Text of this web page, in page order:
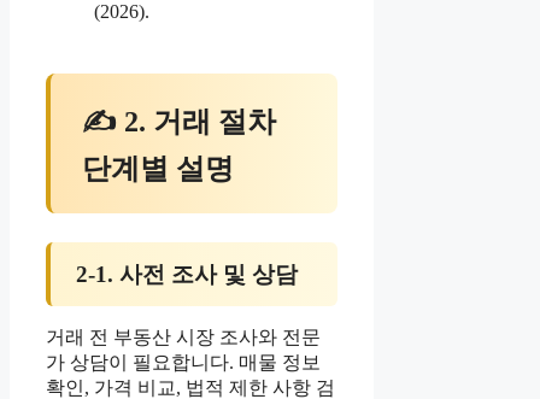
(2026).
✍ 2. 거래 절차
단계별 설명
2-1. 사전 조사 및 상담
거래 전 부동산 시장 조사와 전문
가 상담이 필요합니다. 매물 정보
확인, 가격 비교, 법적 제한 사항 검